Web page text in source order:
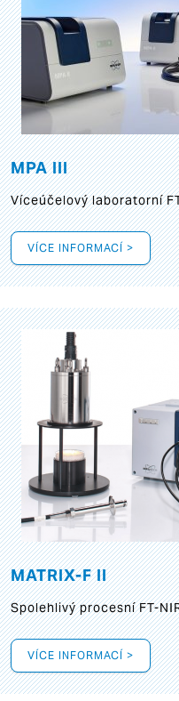
MPA III
Víceúčelový laboratorní
VÍCE INFORMACÍ >
MATRIX-F II
Spolehlivý procesní FT-
VÍCE INFORMACÍ >